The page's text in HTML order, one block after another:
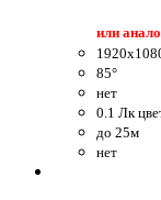
или
85°
нет
0.1 Лк
до 25м
нет